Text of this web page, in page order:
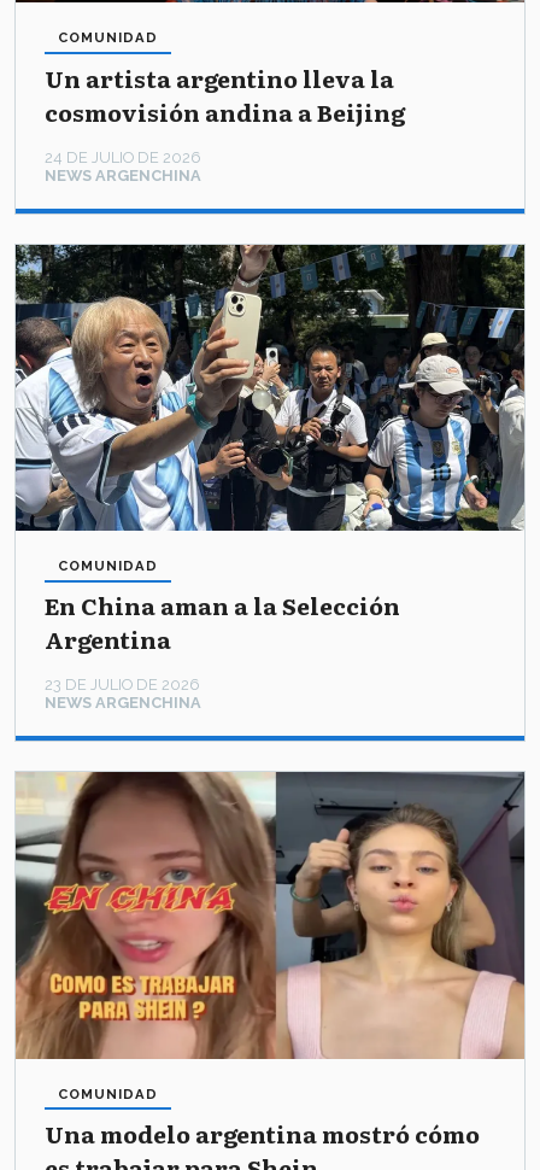
Un artista argentino lleva la
cosmovisión andina a Beijing
NEWS ARGENCHINA
COMUNIDAD
24 DE JULIO DE 2026
En China aman a la Selección
Argentina
NEWS ARGENCHINA
COMUNIDAD
23 DE JULIO DE 2026
Una modelo argentina mostró cómo
COMUNIDAD